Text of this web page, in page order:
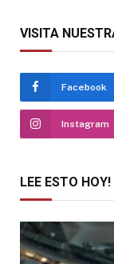
VISITA
Facebook
Instagram
LEE ESTO HOY!